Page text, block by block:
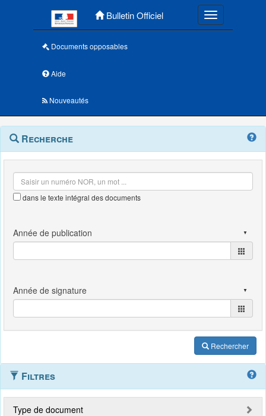
Bulletin Officiel Toggle
Documents opposables
Aide
Nouveautés
Navigation
outils
Menu
contextuel
Recherche
dans le texte intégral des documents
Rechercher
Filtres
Type de document